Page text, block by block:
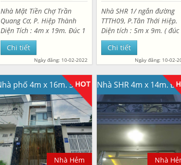
Nhà Mặt Tiền Chợ Trần
Quang Cơ, P. Hiệp Thành
Diện Tích : 4m x 19m. Đúc 1
lầu mới. 3PN,2WC. Mặt tiền
chợ đông đúc buôn bán tốt
Sổ hồng riêng. Hướng Tây
Chi tiết
Ngày đăng: 10-02-2022
Nhà SHR 1/ ngắn đường
TTTH09, P.Tân Thới Hiệp.
Diện tích : 5m x 9m. ( đúc
thật ) công nhận 40,7m2.
Thiết kế : 1 trệt, 1 lầu, 2pn,
2wc. Hẻm trước nhà xe
Chi tiết
Ngày đăng: 10-02-
Nhà phố 4m x 16m. 3PN,1 phòng thờ hẻm nhựa 5m. Đường TCH10
Nhà Hẻm
Nhà